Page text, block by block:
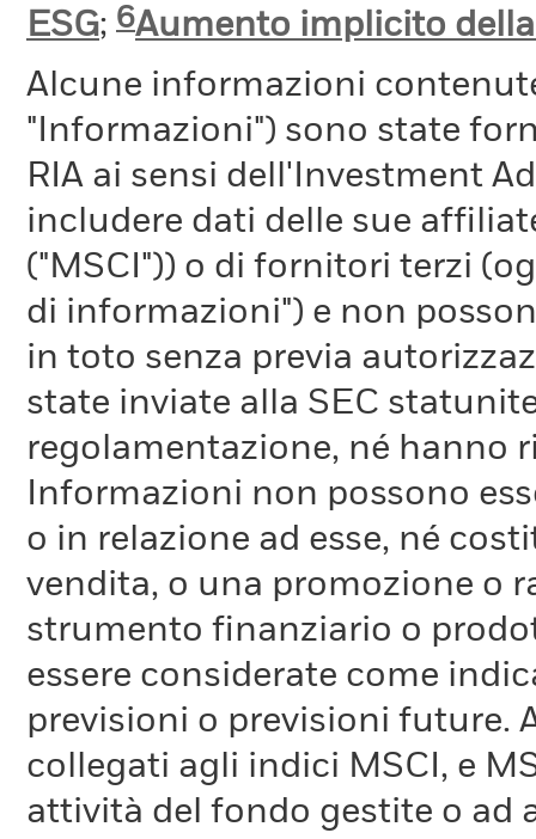
ESG; 6Aumento implicito
Alcune informazioni
"Informazioni") sono state
RIA ai sensi dell'Investment
includere dati delle sue
("MSCI")) o di fornitori terzi
di informazioni") e non
in toto senza previa
state inviate alla SEC
regolamentazione, né hanno
Informazioni non possono
o in relazione ad esse, né
vendita, o una promozione o
strumento finanziario o
essere considerate come
previsioni o previsioni future.
collegati agli indici MSCI, e
attività del fondo gestite o ad